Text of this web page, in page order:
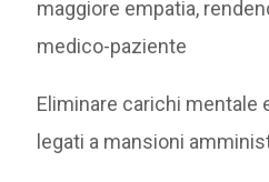
maggiore empatia,
medico-paziente
Eliminare carichi mentale
legati a mansioni